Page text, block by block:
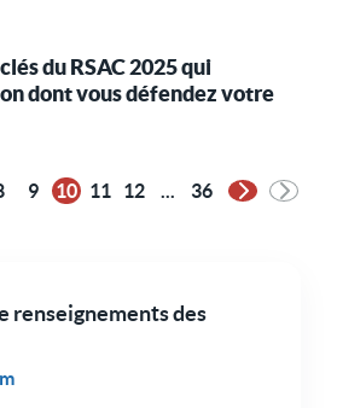
renseignements des
du RSAC 2025 qui
dont vous défendez votre
9 10 11 12 ... 36
Page